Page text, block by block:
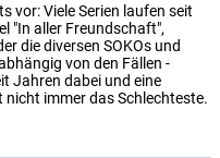
vor: Viele Serien laufen seit
"In aller Freundschaft",
die diversen SOKOs und
von den Fällen -
Jahren dabei und eine
immer das Schlechteste.